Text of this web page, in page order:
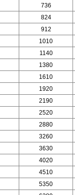
736
824
912
1010
1140
1380
1610
1920
2190
2520
2880
3260
3630
4020
4510
5350